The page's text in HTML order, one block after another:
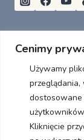
Cenimy
Używamy
Kliknięcie
Copyright &